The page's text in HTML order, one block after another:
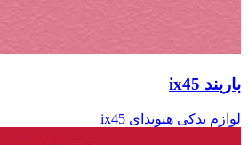
باربند ix45
لوازم یدکی هیوندای ix45